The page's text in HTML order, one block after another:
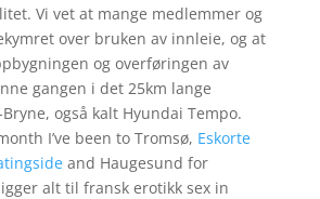
Vi vet at mange medlemmer og
over bruken av innleie, og at
og overføringen av
gangen i det 25km lange
også kalt Hyundai Tempo.
I’ve been to Tromsø, Eskorte
and Haugesund for
alt til fransk erotikk sex in